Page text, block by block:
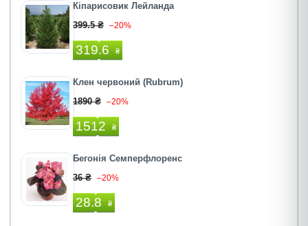
Кіпарисовик Лейланда
399.5 ₴ –20%
319.6 ₴
Клен червоний (Rubrum)
1890 ₴ –20%
1512 ₴
Бегонія Семперфлоренс
36 ₴ –20%
28.8 ₴